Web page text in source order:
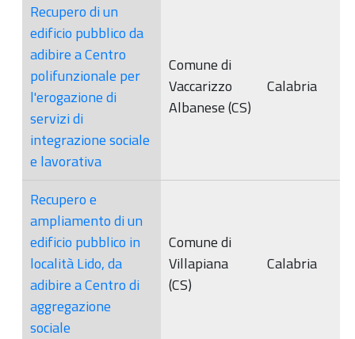
Recupero di un
edificio pubblico da
adibire a Centro
polifunzionale per
l'erogazione di
servizi di
integrazione sociale
e lavorativa
Comune di
Vaccarizzo
Albanese (CS)
Calabria
Recupero e
ampliamento di un
edificio pubblico in
località Lido, da
adibire a Centro di
aggregazione
sociale
Comune di
Villapiana
(CS)
Calabria